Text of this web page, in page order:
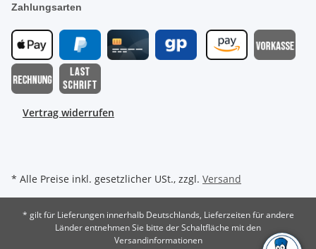
Zahlungsarten
Vertrag widerrufen
* Alle Preise inkl. gesetzlicher USt., zzgl. Versand
* gilt für Lieferungen innerhalb Deutschlands, Lieferzeiten für andere
Länder entnehmen Sie bitte der Schaltfläche mit den
Versandinformationen